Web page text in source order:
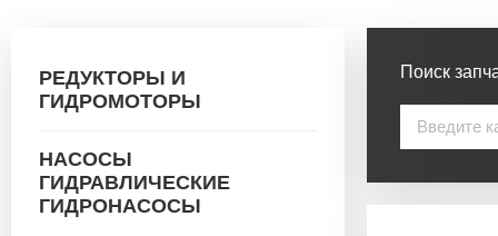
РЕДУКТОРЫ И
ГИДРОМОТОРЫ
НАСОСЫ
ГИДРАВЛИЧЕСКИЕ
ГИДРОНАСОСЫ
Поиск